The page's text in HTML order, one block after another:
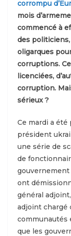
corrompu
mois
commencé à
des
oligarques
corruptions.
licenciées,
corruption.
sérieux ?
Ce mardi a
président
une série de
de
ont
général
adjoint chargé
communautés
que les